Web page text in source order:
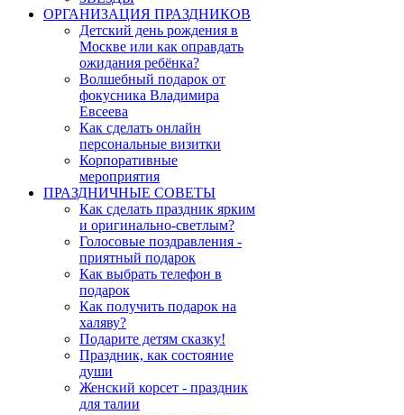
ОРГАНИЗАЦИЯ ПРАЗДНИКОВ
Детский день рождения в
Москве или как оправдать
ожидания ребёнка?
Волшебный подарок от
фокусника Владимира
Евсеева
Как сделать онлайн
персональные визитки
Корпоративные
мероприятия
ПРАЗДНИЧНЫЕ СОВЕТЫ
Как сделать праздник ярким
и оригинально-светлым?
Голосовые поздравления -
приятный подарок
Как выбрать телефон в
подарок
Как получить подарок на
халяву?
Подарите детям сказку!
Праздник, как состояние
души
Женский корсет - праздник
для талии